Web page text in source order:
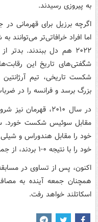
به پیروزی رسیدند.
اما افراد خرافاتی‌تر
۲۰۲۲ هم دل ببندند.
شگفتی‌های تاریخ این
شکست تاریخی، تیم
بزرگ برسد و فرانسه را در
مقابل سوئیس شکست خورد.
خود را مقابل هندوراس و شیلی
خود را با نتیجه ۰-۱ بردند، از جمله فینال مقابل هلند.
اکنون، پس از تساوی در مسابقه
اسکاتلند خواهد رفت.